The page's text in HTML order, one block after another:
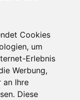
Cookies
um
Erlebnis
Werbung,
an Ihre
Diese